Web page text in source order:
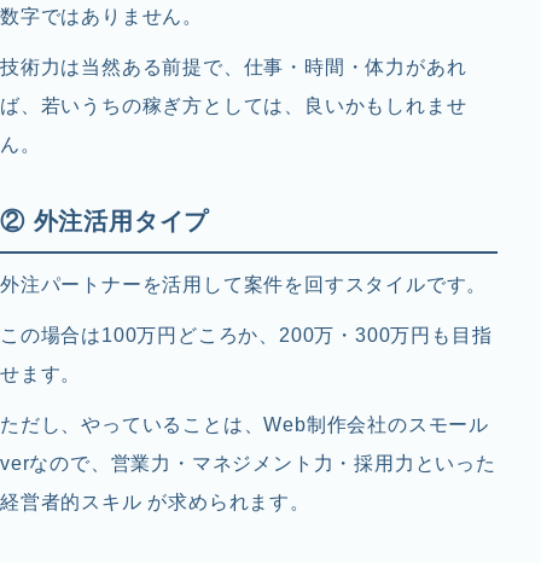
数字ではありません。
技術力は当然ある前提で、仕事・時間・体力があれ
ば、若いうちの稼ぎ方としては、良いかもしれませ
ん。
② 外注活用タイプ
外注パートナーを活用して案件を回すスタイルです。
この場合は100万円どころか、200万・300万円も目指
せます。
ただし、やっていることは、Web制作会社のスモール
verなので、営業力・マネジメント力・採用力といった
経営者的スキル が求められます。